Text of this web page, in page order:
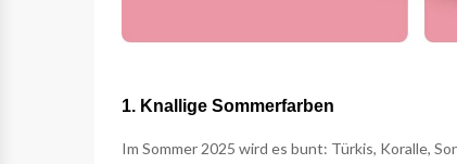
1. Knallige Sommerfarben
Im Sommer 2025 wird es bunt: Türkis, Koralle,